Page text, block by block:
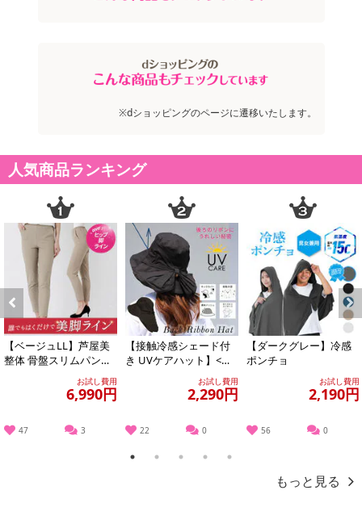
※dショッピングのページに遷移いたします。
人気商品ランキング
Previous
【ベージュLL】芦屋美
整体 骨盤スリムパンツ
お試し費用
6,990円
47 3
【接触冷感シェード付
き UVケアハット】<ブ
ラック >あご紐つきのお
しゃれなツバ...
お試し費用
2,290円
22 0
【ダークグレー】冷感
ポンチョ
お試し費用
2,190円
56 0
Next
1 2 3 4 5
もっと見る